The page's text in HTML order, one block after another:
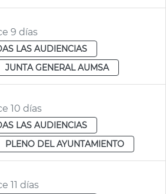
9 días
LAS AUDIENCIAS
JUNTA GENERAL AUMSA
10 días
LAS AUDIENCIAS
PLENO DEL AYUNTAMIENTO
11 días